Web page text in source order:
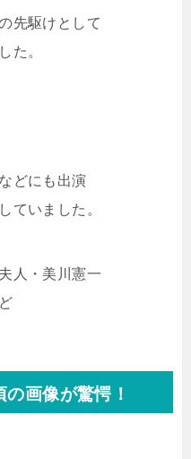
先駆けとして
た。
どにも出演
ていました。
人・美川憲一
画像が驚愕！